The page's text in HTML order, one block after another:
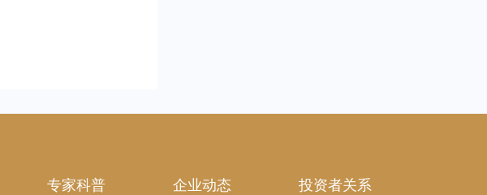
专家科普 企业动态 投资者关系